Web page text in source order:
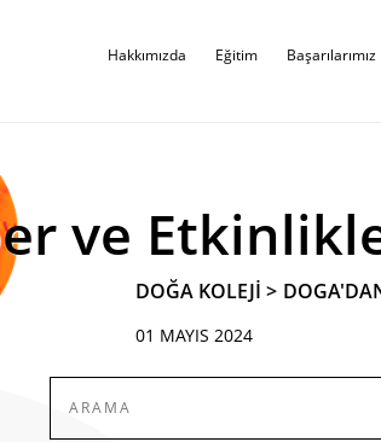
Hakkımızda Eğitim Başarılarımız
ve
DOĞA KOLEJİ >
01 MAYIS 2024